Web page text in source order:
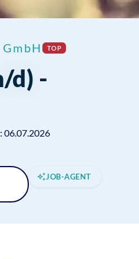
TOP
d) -
06.07.2026
JOB-AGENT